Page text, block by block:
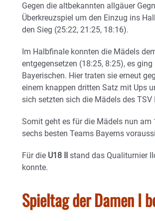
Gegen die altbekannten allgäuer
Überkreuzspiel um den Einzug ins
den Sieg (25:22, 21:25, 18:16).
Im Halbfinale konnten die Mädels
entgegensetzen (18:25, 8:25), es
Bayerischen. Hier traten sie erneut
einem knappen dritten Satz mit Ups
sich setzten sich die Mädels des
Somit geht es für die Mädels nun am
sechs besten Teams Bayerns
Für die U18 II stand das Qualiturnier
konnte.
Spieltag der Damen I